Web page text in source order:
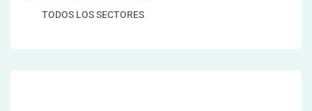
TODOS LOS SECTORES